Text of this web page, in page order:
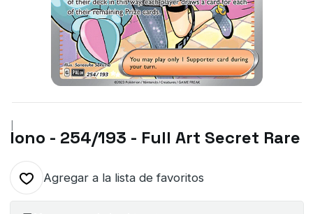
|
Iono - 254/193 - Full Art Secret Rare
Agregar a la lista de favoritos